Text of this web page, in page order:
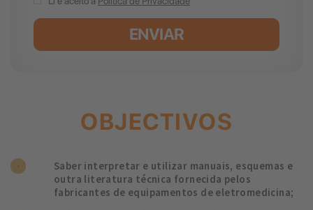
ENVIAR
OBJECTIVOS
Saber interpretar e utilizar manuais, esquemas e
outra literatura técnica fornecida pelos
fabricantes de equipamentos de eletromedicina;